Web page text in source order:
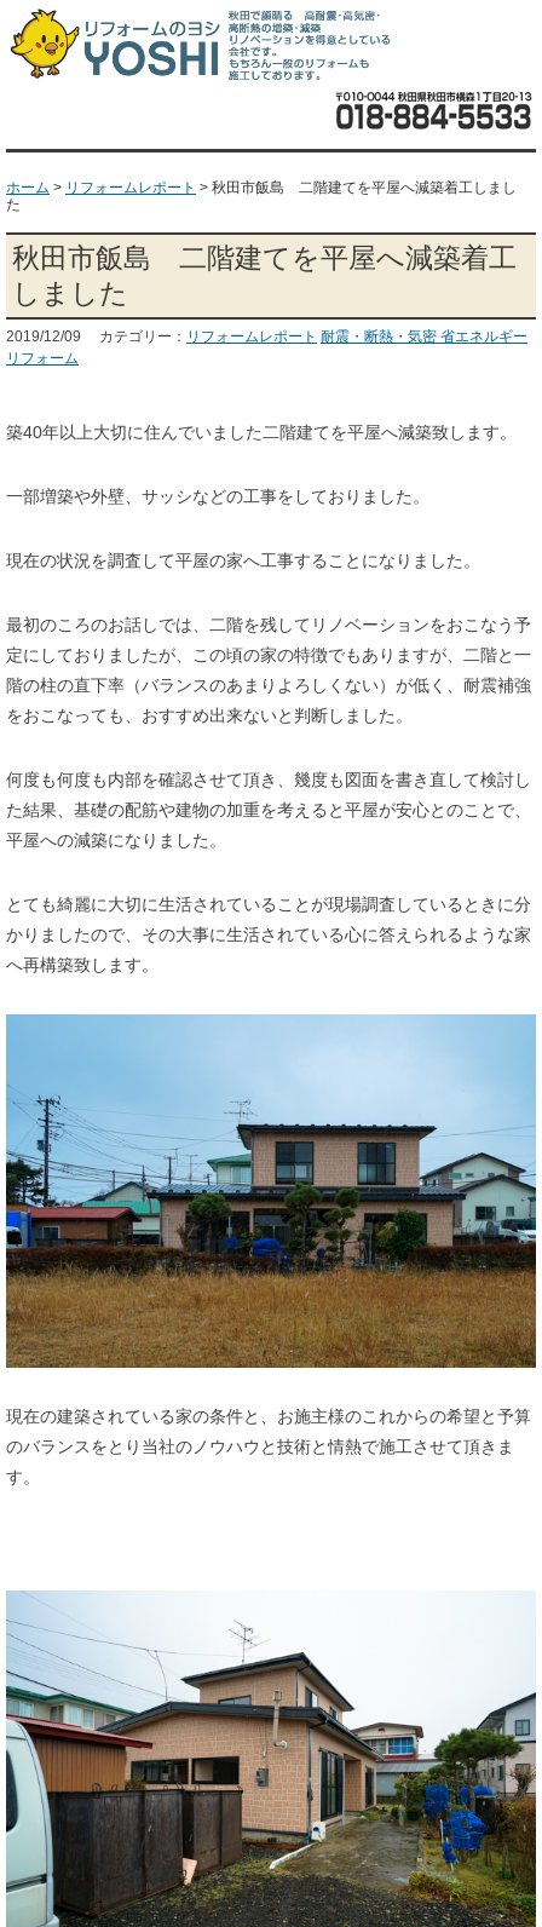
ホーム > リフォームレポート > 秋田市飯島 二階建てを平屋へ減築着工しまし
た
秋田市飯島 二階建てを平屋へ減築着工
しました
2019/12/09 カテゴリー： リフォームレポート 耐震・断熱・気密 省エネルギー
リフォーム
築40年以上大切に住んでいました二階建てを平屋へ減築致します。
一部増築や外壁、サッシなどの工事をしておりました。
現在の状況を調査して平屋の家へ工事することになりました。
最初のころのお話しでは、二階を残してリノベーションをおこなう予
定にしておりましたが、この頃の家の特徴でもありますが、二階と一
階の柱の直下率（バランスのあまりよろしくない）が低く、耐震補強
をおこなっても、おすすめ出来ないと判断しました。
何度も何度も内部を確認させて頂き、幾度も図面を書き直して検討し
た結果、基礎の配筋や建物の加重を考えると平屋が安心とのことで、
平屋への減築になりました。
とても綺麗に大切に生活されていることが現場調査しているときに分
かりましたので、その大事に生活されている心に答えられるような家
へ再構築致します。
現在の建築されている家の条件と、お施主様のこれからの希望と予算
のバランスをとり当社のノウハウと技術と情熱で施工させて頂きま
す。